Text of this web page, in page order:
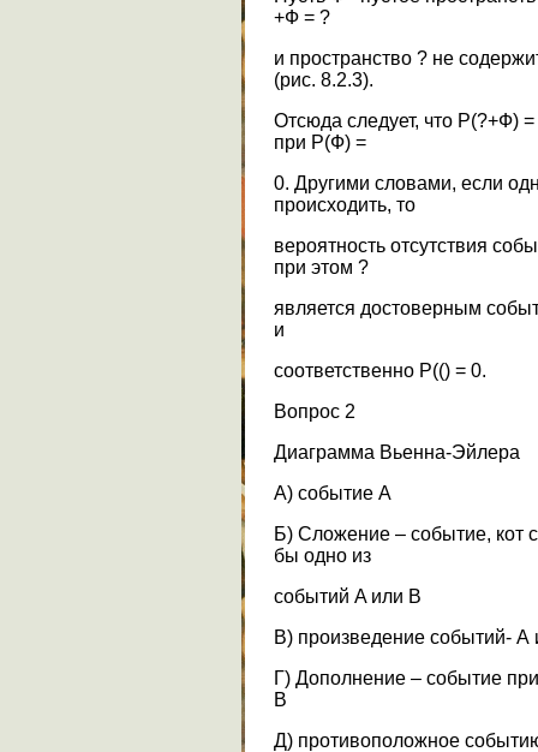
+Ф = ?
и пространство ? не
(рис. 8.2.3).
Отсюда следует, что Р(?+Ф)
при Р(Ф) =
0. Другими словами, если
происходить, то
вероятность отсутствия
при этом ?
является достоверным
и
соответственно Р(() = 0.
Вопрос 2
Диаграмма Вьенна-Эйлера
А) событие A
Б) Сложение – событие, кот
бы одно из
событий A или B
В) произведение событий-
Г) Дополнение – событие
B
Д) противоположное